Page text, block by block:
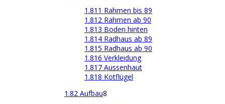
1.811 Rahmen bis 89
1.812 Rahmen ab 90
1.813 Boden hinten
1.814 Radhaus ab 89
1.815 Radhaus ab 90
1.816 Verkleidung
1.817 Aussenhaut
1.818 Kotflügel
1.82 Aufbau8